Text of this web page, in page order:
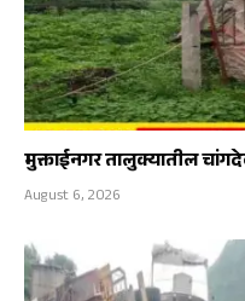
मुक्ताईनगर तालुक्यातील
August 6, 2026